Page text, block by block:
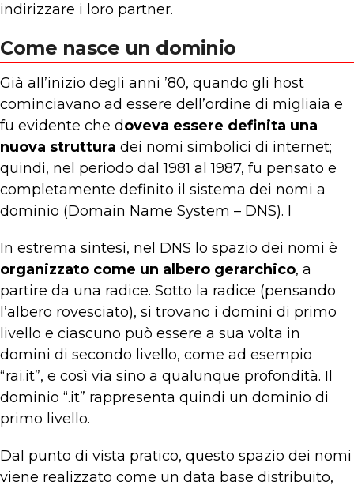
indirizzare i loro partner.
Come nasce un dominio
Già all’inizio degli anni ’80, quando gli host
cominciavano ad essere dell’ordine di migliaia e
fu evidente che doveva essere definita una
nuova struttura dei nomi simbolici di internet;
quindi, nel periodo dal 1981 al 1987, fu pensato e
completamente definito il sistema dei nomi a
dominio (Domain Name System – DNS). I
In estrema sintesi, nel DNS lo spazio dei nomi è
organizzato come un albero gerarchico, a
partire da una radice. Sotto la radice (pensando
l’albero rovesciato), si trovano i domini di primo
livello e ciascuno può essere a sua volta in
domini di secondo livello, come ad esempio
“rai.it”, e così via sino a qualunque profondità. Il
dominio “.it” rappresenta quindi un dominio di
primo livello.
Dal punto di vista pratico, questo spazio dei nomi
viene realizzato come un data base distribuito,